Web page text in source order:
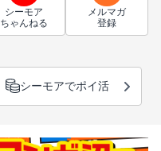
シーモア
ちゃんねる
メルマガ
登録
シーモアでポイ活